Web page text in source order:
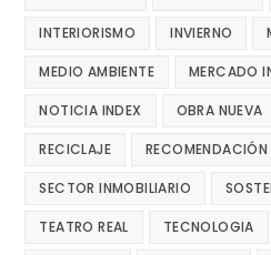
INTERIORISMO INVIERNO
MEDIO AMBIENTE MERCADO
NOTICIA INDEX OBRA NUEVA
RECICLAJE RECOMENDACIÓN
SECTOR INMOBILIARIO
TEATRO REAL TECNOLOGIA